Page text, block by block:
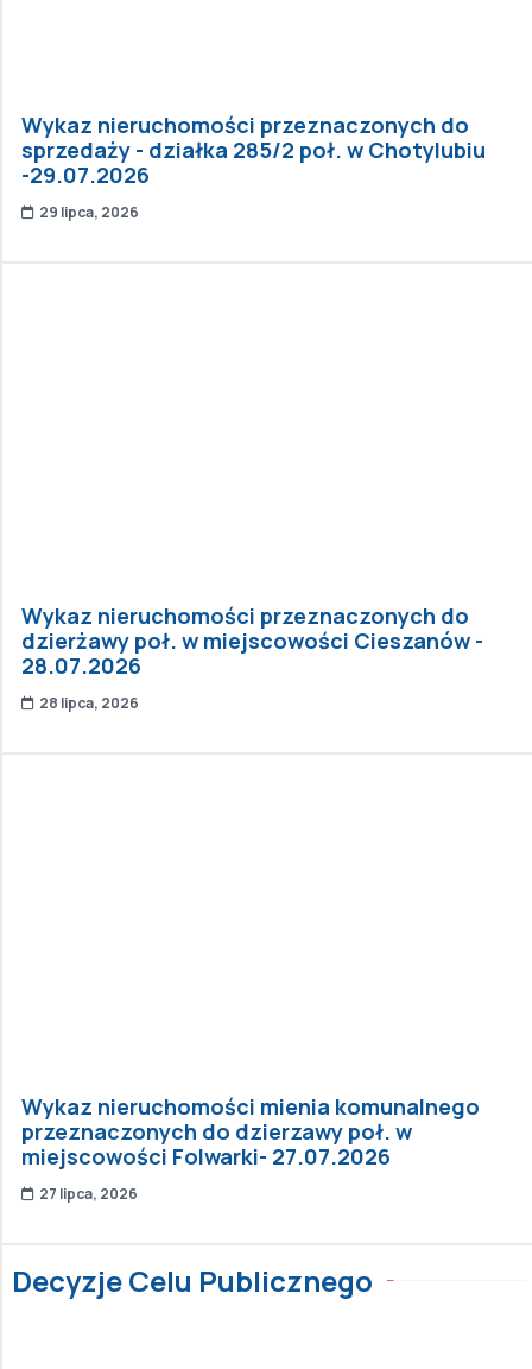
Wykaz nieruchomości przeznaczonych do
sprzedaży - działka 285/2 poł. w Chotylubiu
-29.07.2026
29 lipca, 2026
Wykaz nieruchomości przeznaczonych do
dzierżawy poł. w miejscowości Cieszanów -
28.07.2026
28 lipca, 2026
Wykaz nieruchomości mienia komunalnego
przeznaczonych do dzierzawy poł. w
miejscowości Folwarki- 27.07.2026
27 lipca, 2026
Decyzje Celu Publicznego